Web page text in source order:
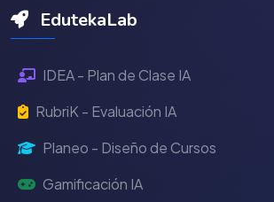
EdutekaLab
IDEA - Plan de Clase IA
RubriK - Evaluación IA
Planeo - Diseño de Cursos
Gamificación IA